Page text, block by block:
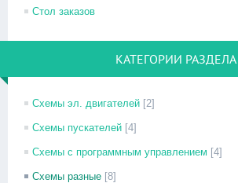
Стол заказов
КАТЕГОРИИ РАЗДЕЛА
Схемы эл. двигателей [2]
Схемы пускателей [4]
Схемы с программным управлением [4]
Схемы разные [8]